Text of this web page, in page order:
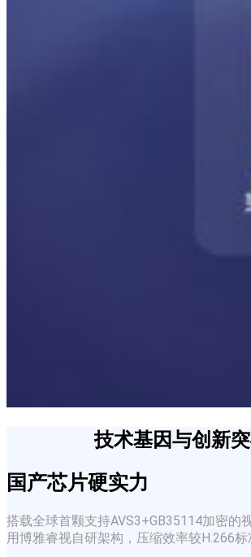
技术基因与创新
​​国产芯片硬实力
搭载全球首颗支持​​AVS3+GB35114加密​​的
用博雅睿视自研架构，压缩效率较H.266标